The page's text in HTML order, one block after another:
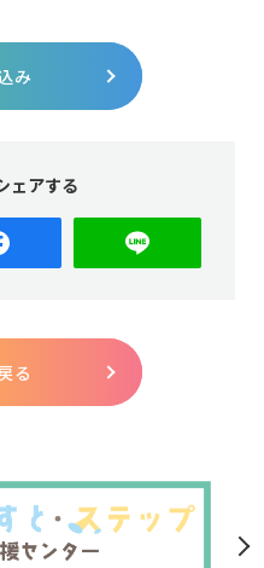
み
ェアする
る